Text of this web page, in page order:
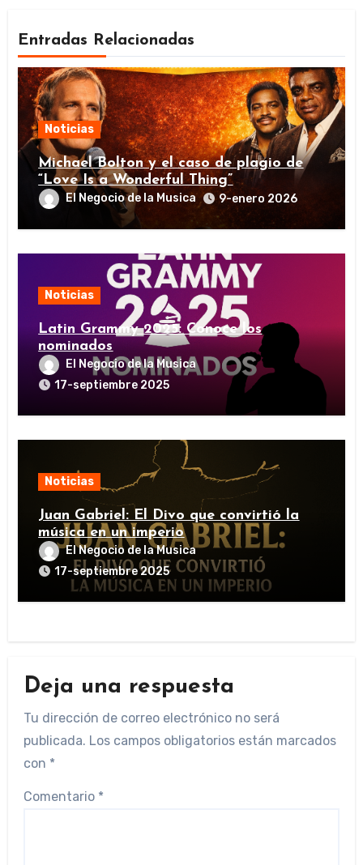
Entradas Relacionadas
Noticias
Michael Bolton y el caso de plagio de
“Love Is a Wonderful Thing”
El Negocio de la Musica 9-enero 2026
Noticias
Latin Grammy 2025: Conoce los
nominados
El Negocio de la Musica
17-septiembre 2025
Noticias
Juan Gabriel: El Divo que convirtió la
música en un imperio
El Negocio de la Musica
17-septiembre 2025
Deja una respuesta
Tu dirección de correo electrónico no será
publicada. Los campos obligatorios están marcados
con *
Comentario *